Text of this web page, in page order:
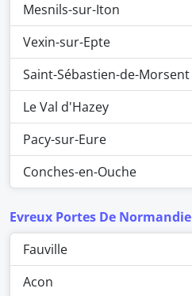
Mesnils-sur-Iton
Vexin-sur-Epte
Saint-Sébastien-de-Morsent
Le Val d'Hazey
Pacy-sur-Eure
Conches-en-Ouche
Evreux Portes De Normandie
Fauville
Acon